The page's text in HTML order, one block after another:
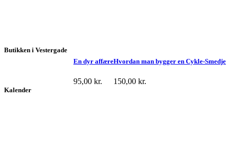
Hvordan man bygger en Cykle-Smedje
150,00 kr.
En dyr affære
95,00 kr.
Butikken i Vestergade
Kalender